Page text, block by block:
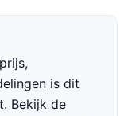
is dit
Bekijk de